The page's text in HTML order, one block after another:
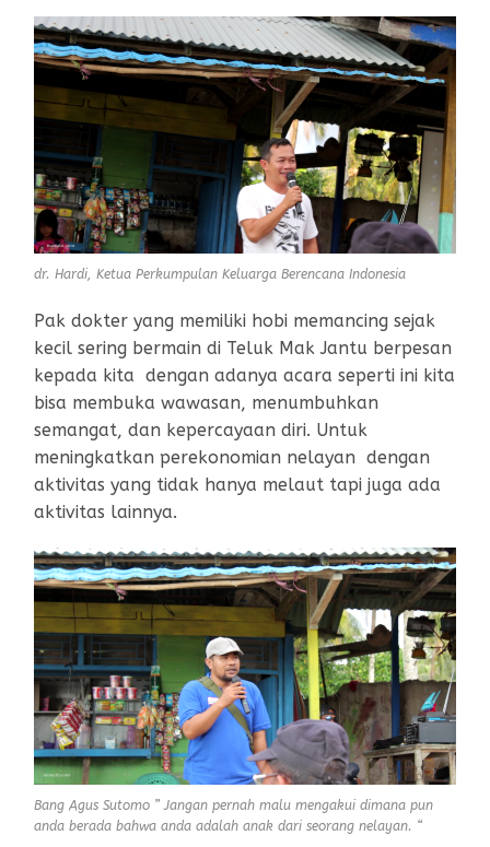
dr. Hardi, Ketua Perkumpulan Keluarga Berencana Indonesia
Pak dokter yang memiliki hobi memancing sejak
kecil sering bermain di Teluk Mak Jantu berpesan
kepada kita dengan adanya acara seperti ini kita
bisa membuka wawasan, menumbuhkan
semangat, dan kepercayaan diri. Untuk
meningkatkan perekonomian nelayan dengan
aktivitas yang tidak hanya melaut tapi juga ada
aktivitas lainnya.
Bang Agus Sutomo ” Jangan pernah malu mengakui dimana pun
anda berada bahwa anda adalah anak dari seorang nelayan. “